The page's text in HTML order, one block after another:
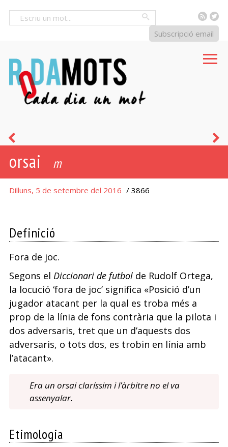
RSS
Subscripció email
orsai m
Dilluns, 5 de setembre del 2016 / 3866
Definició
Fora de joc.
Segons el Diccionari de futbolde Rudolf Ortega,
la locució ‘fora de joc’ significa «Posició d’un
jugador atacant per la qual es troba més a
prop de la línia de fons contrària que la pilota i
dos adversaris, tret que un d’aquests dos
adversaris, o tots dos, es trobin en línia amb
l’atacant».
Era un orsai claríssim i l’àrbitre no el va
assenyalar.
Etimologia
mareny